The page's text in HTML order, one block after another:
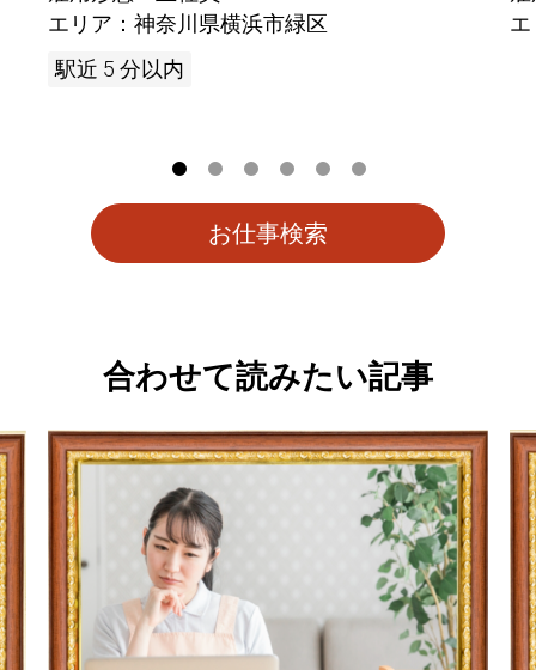
エリア：神奈川県横浜市緑区
駅近 5 分以内
お仕事検索
合わせて読みたい記事